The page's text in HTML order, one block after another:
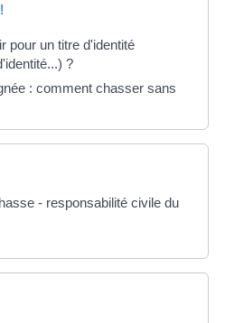
pour un titre d'identité
?
: comment chasser sans
- responsabilité civile du